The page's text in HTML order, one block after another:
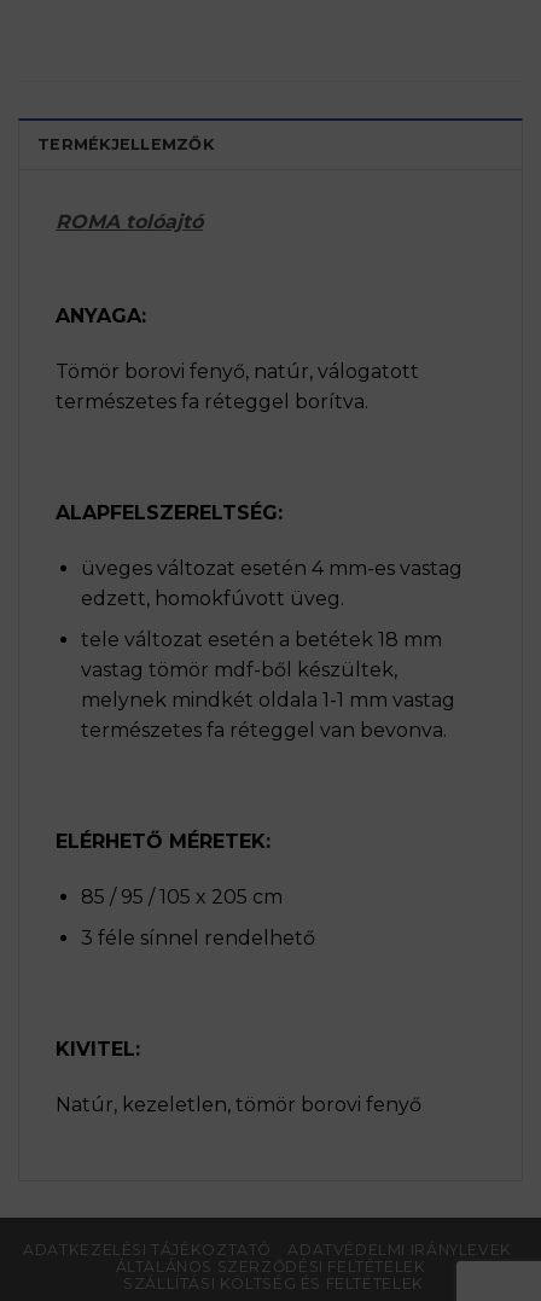
TERMÉKJELLEMZŐK
ROMA tolóajtó
ANYAGA:
Tömör borovi fenyő, natúr, válogatott
természetes fa réteggel borítva.
ALAPFELSZERELTSÉG:
üveges változat esetén 4 mm-es vastag
edzett, homokfúvott üveg.
tele változat esetén a betétek 18 mm
vastag tömör mdf-ből készültek,
melynek mindkét oldala 1-1 mm vastag
természetes fa réteggel van bevonva.
ELÉRHETŐ MÉRETEK:
85 / 95 / 105 x 205 cm
3 féle sínnel rendelhető
KIVITEL:
Natúr, kezeletlen, tömör borovi fenyő
ADATKEZELÉSI TÁJÉKOZTATÓ
ADATVÉDELMI IRÁNYLEVEK
ÁLTALÁNOS SZERZŐDÉSI FELTÉTELEK
SZÁLLÍTÁSI KÖLTSÉG ÉS FELTÉTELEK